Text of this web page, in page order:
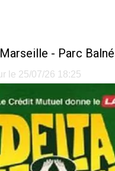
Marseille - Parc
le 25/07/26 18:25